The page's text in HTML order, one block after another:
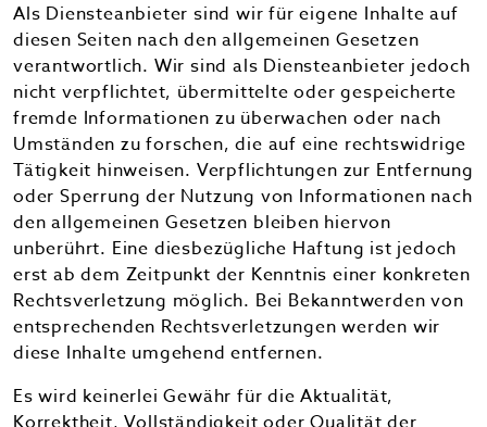
Als Diensteanbieter sind wir für eigene Inhalte auf
diesen Seiten nach den allgemeinen Gesetzen
verantwortlich. Wir sind als Diensteanbieter jedoch
nicht verpflichtet, übermittelte oder gespeicherte
fremde Informationen zu überwachen oder nach
Umständen zu forschen, die auf eine rechtswidrige
Tätigkeit hinweisen. Verpflichtungen zur Entfernung
oder Sperrung der Nutzung von Informationen nach
den allgemeinen Gesetzen bleiben hiervon
unberührt. Eine diesbezügliche Haftung ist jedoch
erst ab dem Zeitpunkt der Kenntnis einer konkreten
Rechtsverletzung möglich. Bei Bekanntwerden von
entsprechenden Rechtsverletzungen werden wir
diese Inhalte umgehend entfernen.
Es wird keinerlei Gewähr für die Aktualität,